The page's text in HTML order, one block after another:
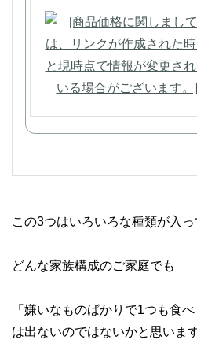
この3つはいろいろな種類が入っ
どんな家族構成のご家庭でも
「嫌いなものばかりで1つも食
は出ないのではないかと思います